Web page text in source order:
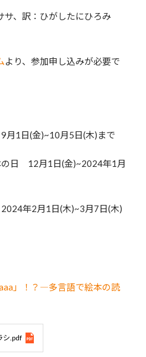
サ、訳：ひがしたにひろみ
より、参加申し込みが必要で
1日(金)~10月5日(木)まで
日 12月1日(金)~2024年1月
年2月1日(木)~3月7日(木)
」！？―多言語で絵本の読
シ.pdf